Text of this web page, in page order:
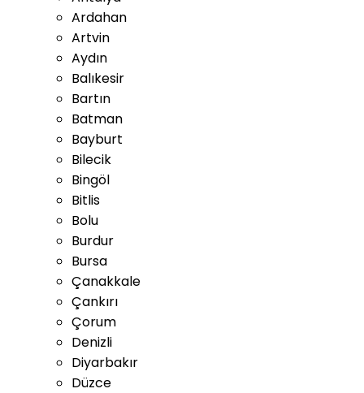
Ardahan
Artvin
Aydın
Balıkesir
Bartın
Batman
Bayburt
Bilecik
Bingöl
Bitlis
Bolu
Burdur
Bursa
Çanakkale
Çankırı
Çorum
Denizli
Diyarbakır
Düzce